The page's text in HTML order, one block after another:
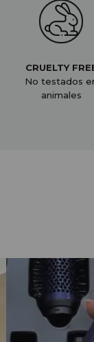
CRUELTY
No testados
animales